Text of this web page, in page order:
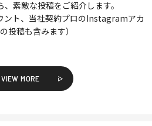
素敵な投稿をご紹介します。
ント、当社契約プロのInstagramアカ
投稿も含みます）
VIEW MORE